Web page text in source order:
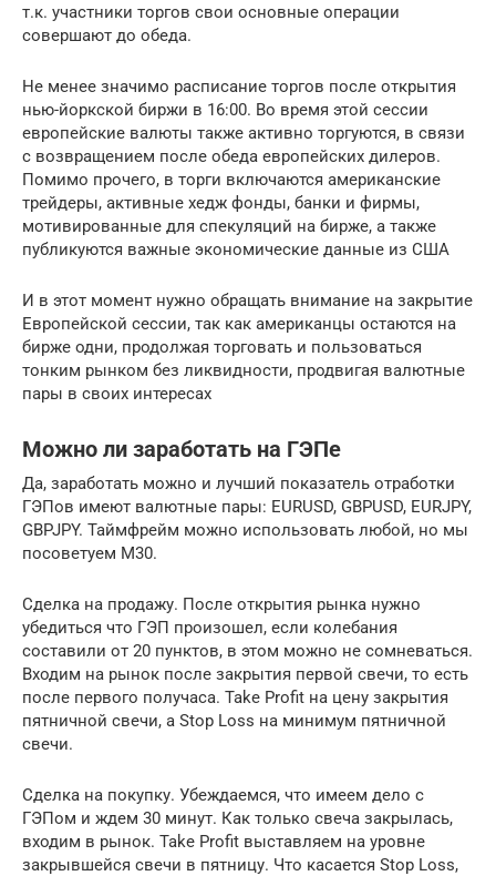
т.к. участники торгов свои основные операции
совершают до обеда.
Не менее значимо расписание торгов после открытия
нью-йоркской биржи в 16:00. Во время этой сессии
европейские валюты также активно торгуются, в связи
с возвращением после обеда европейских дилеров.
Помимо прочего, в торги включаются американские
трейдеры, активные хедж фонды, банки и фирмы,
мотивированные для спекуляций на бирже, а также
публикуются важные экономические данные из США
И в этот момент нужно обращать внимание на закрытие
Европейской сессии, так как американцы остаются на
бирже одни, продолжая торговать и пользоваться
тонким рынком без ликвидности, продвигая валютные
пары в своих интересах
Можно ли заработать на ГЭПе
Да, заработать можно и лучший показатель отработки
ГЭПов имеют валютные пары: EURUSD, GBPUSD, EURJPY,
GBPJPY. Таймфрейм можно использовать любой, но мы
посоветуем М30.
Сделка на продажу. После открытия рынка нужно
убедиться что ГЭП произошел, если колебания
составили от 20 пунктов, в этом можно не сомневаться.
Входим на рынок после закрытия первой свечи, то есть
после первого получаса. Take Profit на цену закрытия
пятничной свечи, а Stop Loss на минимум пятничной
свечи.
Сделка на покупку. Убеждаемся, что имеем дело с
ГЭПом и ждем 30 минут. Как только свеча закрылась,
входим в рынок. Take Profit выставляем на уровне
закрывшейся свечи в пятницу. Что касается Stop Loss,